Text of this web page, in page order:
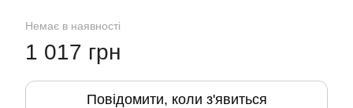
Немає в наявності
1 017 грн
Повідомити, коли з'явиться